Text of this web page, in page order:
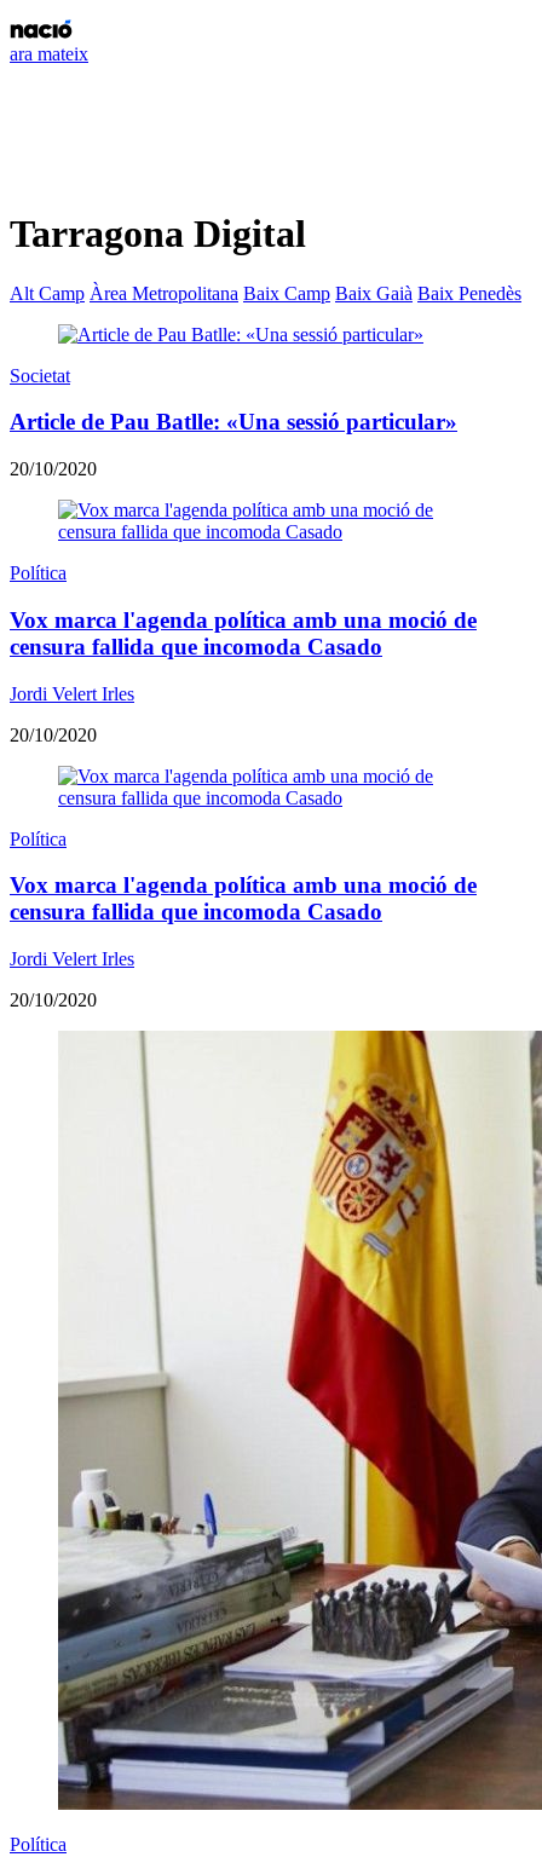
ara mateix
Tarragona Digital
Alt Camp Àrea Metropolitana Baix Camp Baix Gaià Baix Penedès
Societat
Article de Pau Batlle: «Una sessió particular»
20/10/2020
Política
Vox marca l'agenda política amb una moció de
censura fallida que incomoda Casado
Jordi Velert Irles
20/10/2020
Política
Vox marca l'agenda política amb una moció de
censura fallida que incomoda Casado
Jordi Velert Irles
20/10/2020
Política